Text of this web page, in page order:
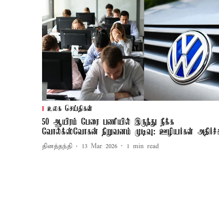
உலக செய்திகள்
50 ஆயிரம் பேரை பணியில் இருந்து நீக்க
வோல்க்ஸ்வோகன் நிறுவனம் முடிவு: ஊழியர்கள்
தினத்தந்தி 13 Mar 2026 1 min read